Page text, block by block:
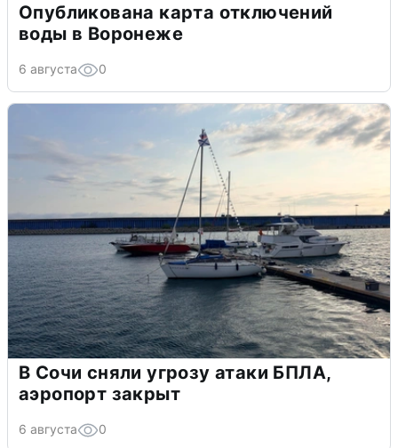
Опубликована карта отключений
воды в Воронеже
6 августа 0
В Сочи сняли угрозу атаки БПЛА,
аэропорт закрыт
6 августа 0